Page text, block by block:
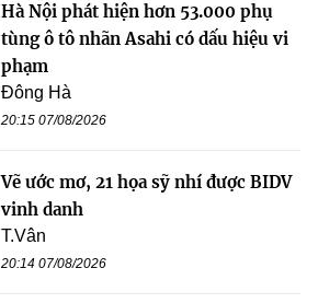
Hà Nội phát hiện hơn 53.000 phụ
tùng ô tô nhãn Asahi có dấu hiệu vi
phạm
Đông Hà
20:15 07/08/2026
Vẽ ước mơ, 21 họa sỹ nhí được BIDV
vinh danh
T.Vân
20:14 07/08/2026